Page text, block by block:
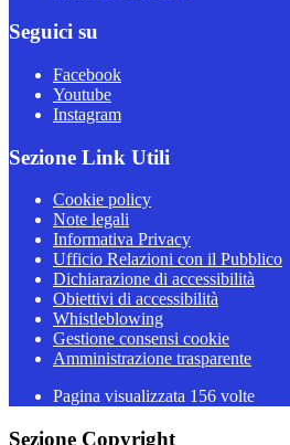
Seguici su
Facebook
Youtube
Instagram
Sezione Link Utili
Cookie policy
Note legali
Informativa Privacy
Ufficio Relazioni con il Pubblico
Dichiarazione di accessibilità
Obiettivi di accessibilità
Whistleblowing
Gestione consensi cookie
Amministrazione trasparente
Pagina visualizzata 156 volte
Sezione Copyright